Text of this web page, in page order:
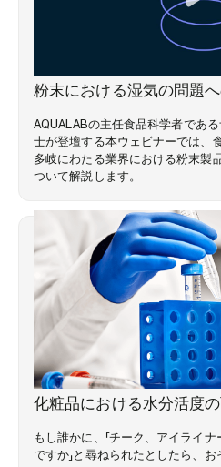
粉末における湿気の問題
AQUALABの主任食品科学者であ
士が登壇する本ウェビナーでは、
多岐にわたる業界における粉末製
ついて解説します。
市場動向
化粧品における水分活度
もし誰かに、「チーク、アイライ
ですか」と尋ねられたとしたら、お